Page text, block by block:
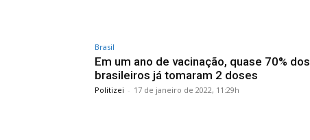
Brasil
Em um ano de vacinação, quase 70% dos
brasileiros já tomaram 2 doses
Politizei - 17 de janeiro de 2022, 11:29h